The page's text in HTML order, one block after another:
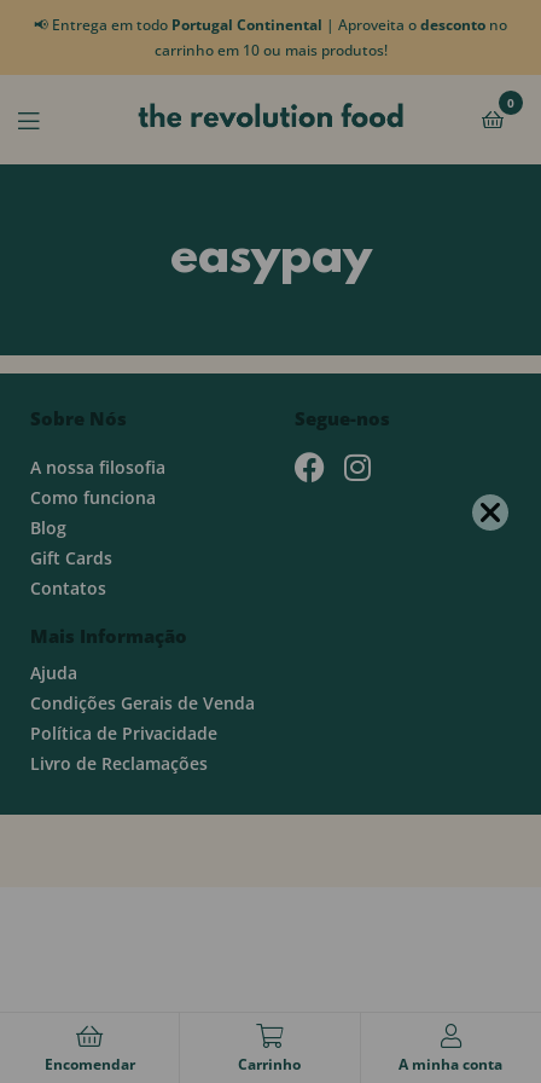
📢 Entrega em todo Portugal Continental | Aproveita odesconto no
carrinho em 10 ou mais produtos!
0
easypay
Sobre Nós
A nossa filosofia
Como funciona
Blog
Gift Cards
Contatos
Mais Informação
Ajuda
Condições Gerais de Venda
Política de Privacidade
Livro de Reclamações
Segue-nos
Encomendar Carrinho A minha conta